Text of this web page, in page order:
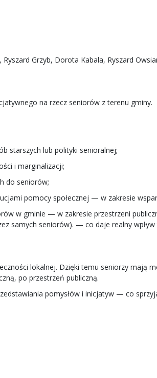
Grzyb, Dorota Kabala, Ryszard
na rzecz seniorów z terenu gminy.
starszych lub polityki senioralnej;
i marginalizacji;
do seniorów;
pomocy społecznej — w zakresie
w gminie — w zakresie przestrzeni
samych seniorów). — co daje realny
lokalnej. Dzięki temu seniorzy mają
po przestrzeń publiczną.
pomysłów i inicjatyw — co